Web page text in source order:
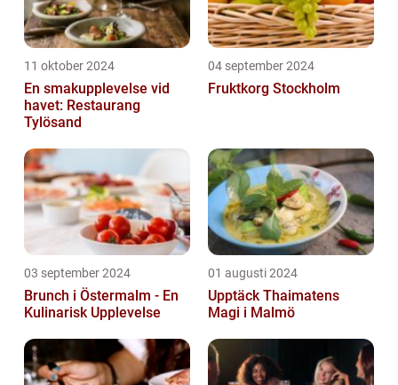
11 oktober 2024
En smakupplevelse vid
havet: Restaurang
Tylösand
04 september 2024
Fruktkorg Stockholm
03 september 2024
Brunch i Östermalm - En
Kulinarisk Upplevelse
01 augusti 2024
Upptäck Thaimatens
Magi i Malmö